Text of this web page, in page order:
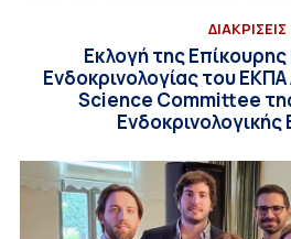
ΔΙΑΚΡΙΣΕΙΣ
Εκλογή της
Ενδοκρινολογίας του
Science Committee
Ενδοκρινολογικής